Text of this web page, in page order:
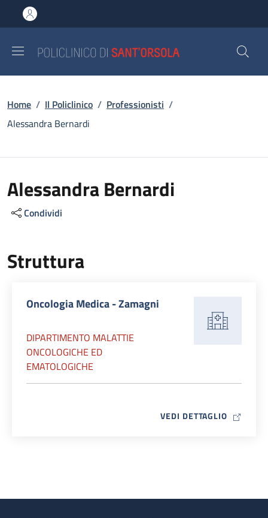
al contenuto principale
to footer content
Briciole di pane
Home / Il Policlinico / Professionisti /
Alessandra Bernardi
Alessandra Bernardi
Condividi
Struttura
Oncologia Medica - Zamagni
DIPARTIMENTO MALATTIE
ONCOLOGICHE ED
EMATOLOGICHE
VEDI DETTAGLIO MAP ICON